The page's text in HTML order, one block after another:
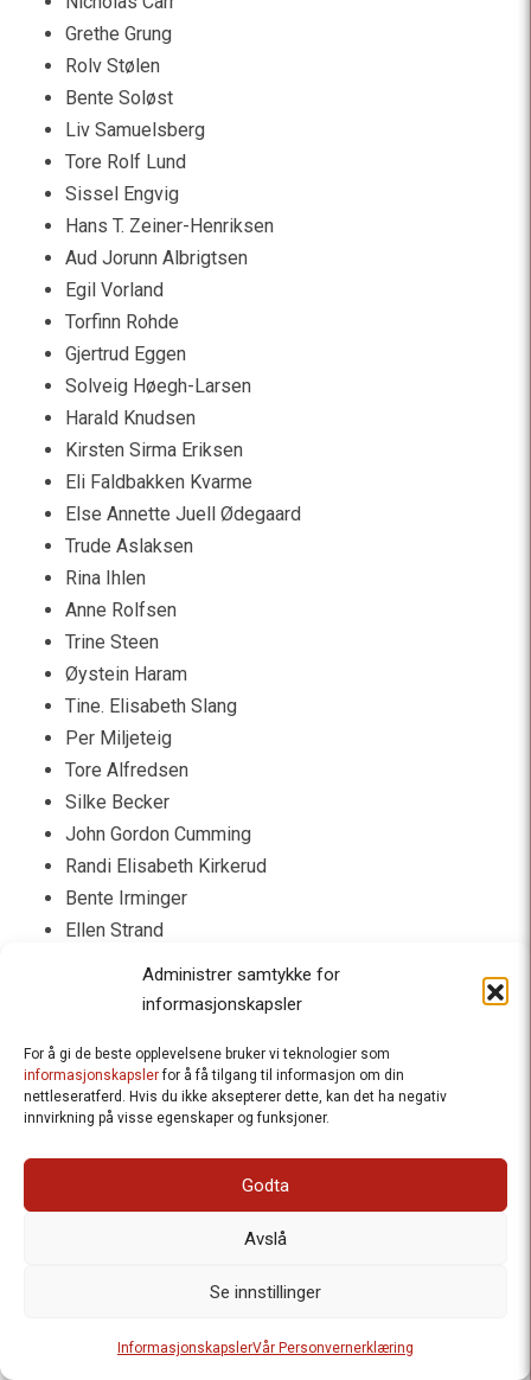
Administrer samtykke for
informasjonskapsler
For å gi de beste opplevelsene bruker vi teknologier som
informasjonskapslerfor å få tilgang til informasjon om din
nettleseratferd. Hvis du ikke aksepterer dette, kan det ha negativ
innvirkning på visse egenskaper og funksjoner.
Godta
Avslå
Se innstillinger
InformasjonskapslerVår Personvernerklæring
Grethe Grung
Rolv Stølen
Bente Soløst
Liv Samuelsberg
Tore Rolf Lund
Sissel Engvig
Hans T. Zeiner-Henriksen
Aud Jorunn Albrigtsen
Egil Vorland
Torfinn Rohde
Gjertrud Eggen
Solveig Høegh-Larsen
Harald Knudsen
Kirsten Sirma Eriksen
Eli Faldbakken Kvarme
Else Annette Juell Ødegaard
Trude Aslaksen
Rina Ihlen
Anne Rolfsen
Trine Steen
Øystein Haram
Tine. Elisabeth Slang
Per Miljeteig
Tore Alfredsen
Silke Becker
John Gordon Cumming
Randi Elisabeth Kirkerud
Bente Irminger
Ellen Strand
Terje Refsnes
Hanne Birgitte Fodstad
Bodil Myhr
Marit Høgåsen
Randi Giæver
Anne Grete Frøseth
Anne Storrusten
Bodil Martens